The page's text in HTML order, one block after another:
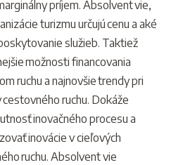
príjem. Absolvent vie,
turizmu určujú cenu a aké
služieb. Taktiež
možnosti financovania
ruchu a najnovšie trendy pri
ruchu. Dokáže
inovačného procesu a
inovácie v cieľových
ruchu. Absolvent vie